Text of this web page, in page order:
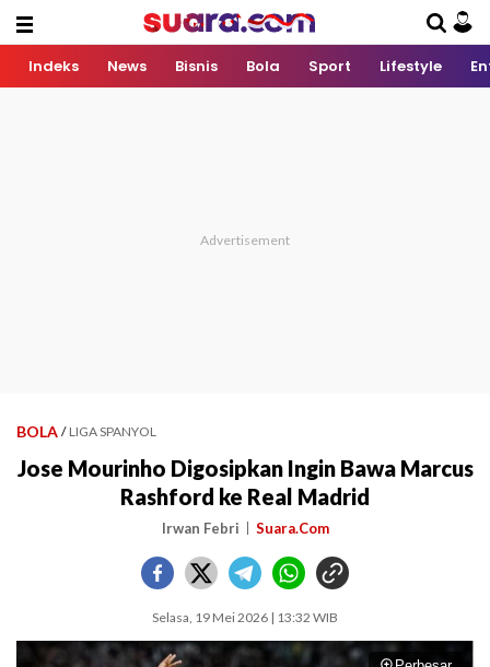
Indeks News Bisnis Bola Sport Lifestyle
BOLA / LIGA SPANYOL
Jose Mourinho Digosipkan Ingin Bawa Marcus
Rashford ke Real Madrid
Irwan Febri Suara.Com
Selasa, 19 Mei 2026 | 13:32 WIB